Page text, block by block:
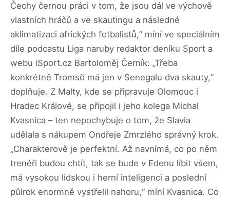
Čechy černou práci v tom, že jsou dál ve výchově
vlastních hráčů a ve skautingu a následné
aklimatizaci afrických fotbalistů,“ míní ve speciálním
díle podcastu Liga naruby redaktor deníku Sport a
webu iSport.cz Bartoloměj Černík: „Třeba
konkrétně Tromsö má jen v Senegalu dva skauty,“
doplňuje. Z Malty, kde se připravuje Olomouc i
Hradec Králové, se připojil i jeho kolega Michal
Kvasnica – ten nepochybuje o tom, že Slavia
udělala s nákupem Ondřeje Zmrzlého správný krok.
„Charakterově je perfektní. Až navnímá, co po něm
trenéři budou chtít, tak se bude v Edenu líbit všem,
má vysokou lidskou i herní inteligenci a poslední
půlrok enormně vystřelil nahoru,“ míní Kvasnica. Co